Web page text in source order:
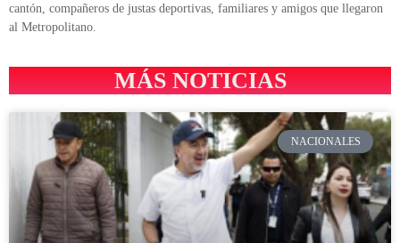
cantón, compañeros de justas deportivas, familiares y amigos que llegaron
al Metropolitano.
MÁS NOTICIAS
NACIONALES